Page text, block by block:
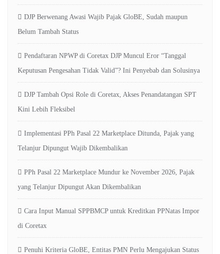
DJP Berwenang Awasi Wajib Pajak GloBE, Sudah maupun
Belum Tambah Status
Pendaftaran NPWP di Coretax DJP Muncul Eror “Tanggal
Keputusan Pengesahan Tidak Valid”? Ini Penyebab dan Solusinya
DJP Tambah Opsi Role di Coretax, Akses Penandatangan SPT
Kini Lebih Fleksibel
Implementasi PPh Pasal 22 Marketplace Ditunda, Pajak yang
Telanjur Dipungut Wajib Dikembalikan
PPh Pasal 22 Marketplace Mundur ke November 2026, Pajak
yang Telanjur Dipungut Akan Dikembalikan
Cara Input Manual SPPBMCP untuk Kreditkan PPNatas Impor
di Coretax
Penuhi Kriteria GloBE, Entitas PMN Perlu Mengajukan Status